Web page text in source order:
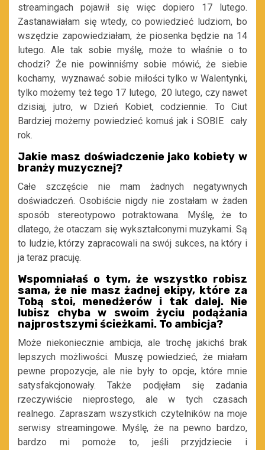
streamingach pojawił się więc dopiero 17 lutego.
Zastanawiałam się wtedy, co powiedzieć ludziom, bo
wszędzie zapowiedziałam, że piosenka będzie na 14
lutego. Ale tak sobie myślę, może to właśnie o to
chodzi? Że nie powinniśmy sobie mówić, że siebie
kochamy, wyznawać sobie miłości tylko w Walentynki,
tylko możemy też tego 17 lutego, 20 lutego, czy nawet
dzisiaj, jutro, w Dzień Kobiet, codziennie. To Ciut
Bardziej możemy powiedzieć komuś jak i SOBIE cały
rok.
Jakie masz doświadczenie jako kobiety w
branży muzycznej?
Całe szczęście nie mam żadnych negatywnych
doświadczeń. Osobiście nigdy nie zostałam w żaden
sposób stereotypowo potraktowana. Myślę, że to
dlatego, że otaczam się wykształconymi muzykami. Są
to ludzie, którzy zapracowali na swój sukces, na który i
ja teraz pracuję.
Wspomniałaś o tym, że wszystko robisz
sama, że nie masz żadnej ekipy, które za
Tobą stoi, menedżerów i tak dalej. Nie
lubisz chyba w swoim życiu podążania
najprostszymi ścieżkami. To ambicja?
Może niekoniecznie ambicja, ale trochę jakichś brak
lepszych możliwości. Muszę powiedzieć, że miałam
pewne propozycje, ale nie były to opcje, które mnie
satysfakcjonowały. Także podjęłam się zadania
rzeczywiście nieprostego, ale w tych czasach
realnego. Zapraszam wszystkich czytelników na moje
serwisy streamingowe. Myślę, że na pewno bardzo,
bardzo mi pomoże to, jeśli przyjdziecie i